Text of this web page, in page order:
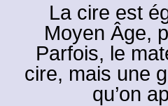
La cire est
Moyen Âge,
Parfois, le
cire, mais une
qu’on